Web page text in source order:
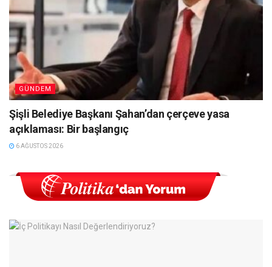
GÜNDEM
Şişli Belediye Başkanı Şahan’dan çerçeve yasa
açıklaması: Bir başlangıç
6 AĞUSTOS 2026